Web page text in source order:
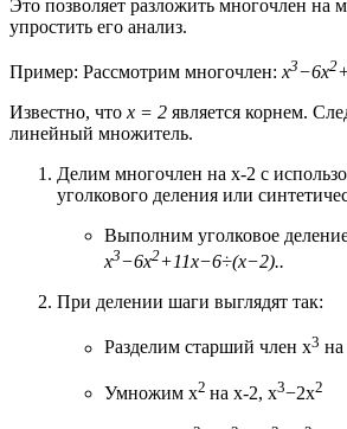
Это позволяет разложить многочлен на
упростить его анализ.
Пример: Рассмотрим многочлен: x3−6x2
Известно, что x = 2 является корнем.
линейный множитель.
Делим многочлен на x-2 с
уголкового деления или
Выполним уголковое
x3−6x2+11x−6÷(x−2)..
При делении шаги выглядят так:
Разделим старший член x3 на
Умножим x2 на x-2, x3−2x2